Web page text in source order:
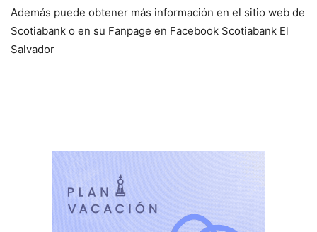
Además puede obtener más información en el sitio web de
Scotiabank o en su Fanpage en Facebook Scotiabank El
Salvador